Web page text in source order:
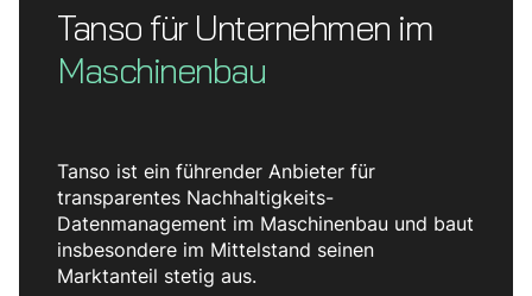
Tanso für Unternehmen im
Maschinenbau
Tanso ist ein führender Anbieter für
transparentes Nachhaltigkeits-
Datenmanagement im Maschinenbau und baut
insbesondere im Mittelstand seinen
Marktanteil stetig aus.